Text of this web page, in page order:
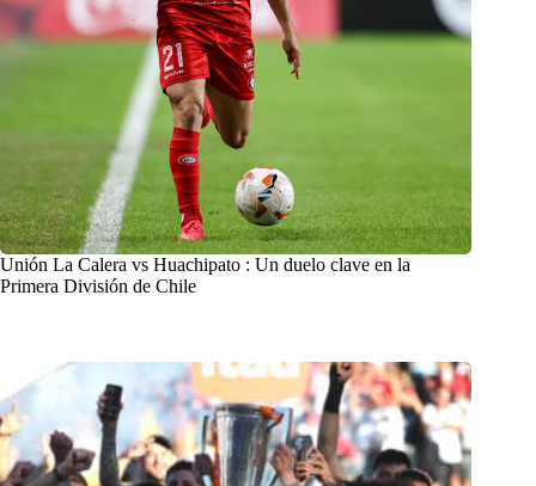
Unión La Calera vs Huachipato : Un duelo clave en la
Primera División de Chile